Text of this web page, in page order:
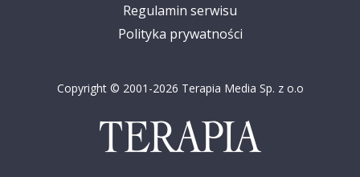
Regulamin serwisu
Polityka prywatności
Copyright © 2001-2026 Terapia Media Sp. z o.o